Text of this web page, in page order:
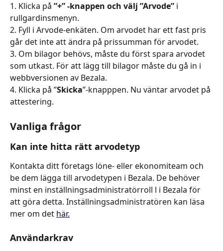
1. Klicka på ”+” -knappen och välj ”Arvode” i
rullgardinsmenyn.
2. Fyll i Arvode-enkäten. Om arvodet har ett fast pris
går det inte att ändra på prissumman för arvodet.
3. Om bilagor behövs, måste du först spara arvodet
som utkast. För att lägg till bilagor måste du gå in i
webbversionen av Bezala.
4. Klicka på ”Skicka”-knapppen. Nu väntar arvodet på
attestering.
Vanliga frågor
Kan inte hitta rätt arvodetyp
Kontakta ditt företags löne- eller ekonomiteam och
be dem lägga till arvodetypen i Bezala. De behöver
minst en inställningsadministratörroll l i Bezala för
att göra detta. Inställningsadministratören kan läsa
mer om det här.
Användarkrav